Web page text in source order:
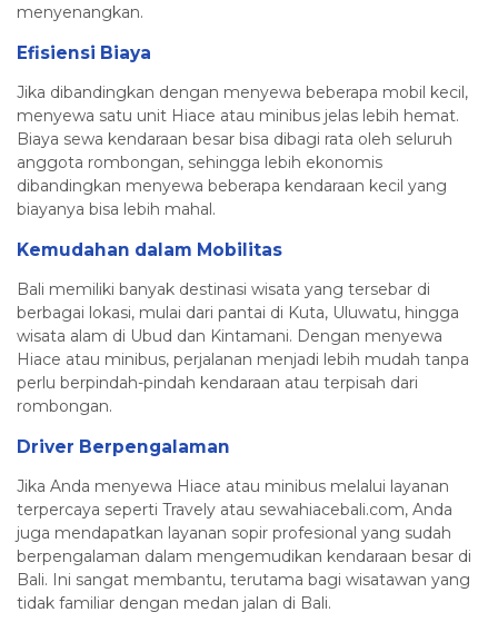
menyenangkan.
Efisiensi Biaya
Jika dibandingkan dengan menyewa beberapa mobil kecil,
menyewa satu unit Hiace atau minibus jelas lebih hemat.
Biaya sewa kendaraan besar bisa dibagi rata oleh seluruh
anggota rombongan, sehingga lebih ekonomis
dibandingkan menyewa beberapa kendaraan kecil yang
biayanya bisa lebih mahal.
Kemudahan dalam Mobilitas
Bali memiliki banyak destinasi wisata yang tersebar di
berbagai lokasi, mulai dari pantai di Kuta, Uluwatu, hingga
wisata alam di Ubud dan Kintamani. Dengan menyewa
Hiace atau minibus, perjalanan menjadi lebih mudah tanpa
perlu berpindah-pindah kendaraan atau terpisah dari
rombongan.
Driver Berpengalaman
Jika Anda menyewa Hiace atau minibus melalui layanan
terpercaya seperti Travely atau sewahiacebali.com, Anda
juga mendapatkan layanan sopir profesional yang sudah
berpengalaman dalam mengemudikan kendaraan besar di
Bali. Ini sangat membantu, terutama bagi wisatawan yang
tidak familiar dengan medan jalan di Bali.